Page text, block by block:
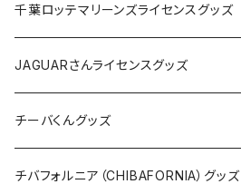
缶バッジ
ホテルキーホルダー
アクリルキーホルダー
ホテルキーホルダー
クリアファイル
Tシャツ
キャップ
バッグ
ステッカー
缶バッジ
Tシャツ
キャップ
バッグ
ステッカー
千葉ロッテマリーンズライセンスグッズ
ステッカー
ステッカー
ステッカー大
缶バッジ
缶バッジ32mm
エコバッグ
JAGUARさんライセンスグッズ
Tシャツ
ステッカー
チーバくんグッズ
Tシャツ
チバフォルニア（CHIBAFORNIA）グッズ